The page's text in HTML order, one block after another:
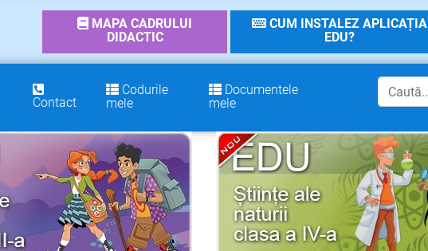
MAPA CADRULUI
DIDACTIC
CUM INSTALEZ APLICAȚIA
EDU?
Contact
Codurile
mele
Documentele
mele